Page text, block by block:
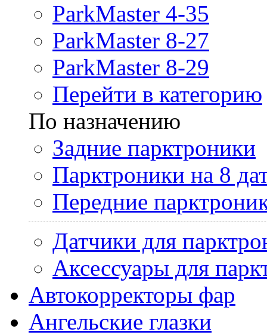
ParkMaster 4-35
ParkMaster 8-27
ParkMaster 8-29
Перейти в категорию
По назначению
Задние парктроники
Парктроники на 8
Передние
Датчики для
Аксессуары для
Автокорректоры фар
Ангельские глазки